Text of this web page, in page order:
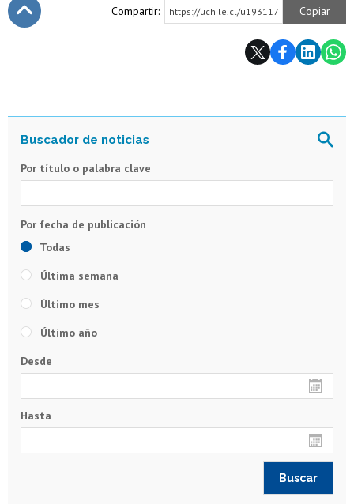
Compartir: https://uchile.cl/u193117 Copiar
Por título o palabra clave
Todas
Última semana
Último mes
Último año
Desde
Hasta